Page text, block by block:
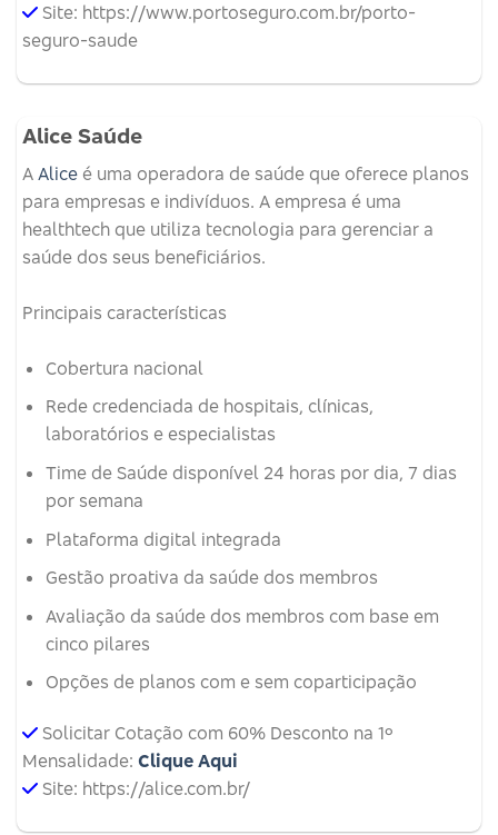
Site: https://www.portoseguro.com.br/porto-
seguro-saude
Alice Saúde
A Alice é uma operadora de saúde que oferece planos
para empresas e indivíduos. A empresa é uma
healthtech que utiliza tecnologia para gerenciar a
saúde dos seus beneficiários.
Principais características
Cobertura nacional
Rede credenciada de hospitais, clínicas,
laboratórios e especialistas
Time de Saúde disponível 24 horas por dia, 7 dias
por semana
Plataforma digital integrada
Gestão proativa da saúde dos membros
Avaliação da saúde dos membros com base em
cinco pilares
Opções de planos com e sem coparticipação
Solicitar Cotação com 60% Desconto na 1º
Mensalidade: Clique Aqui
Site: https://alice.com.br/